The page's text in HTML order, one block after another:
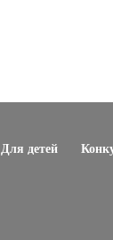
Для детей